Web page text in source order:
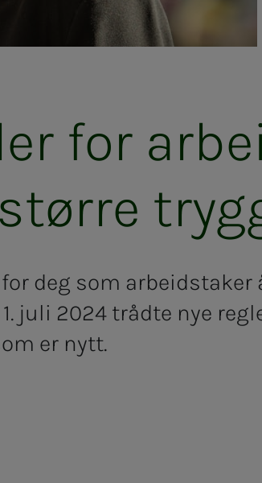
for
deg som
juli 2024 trådte nye
er nytt.